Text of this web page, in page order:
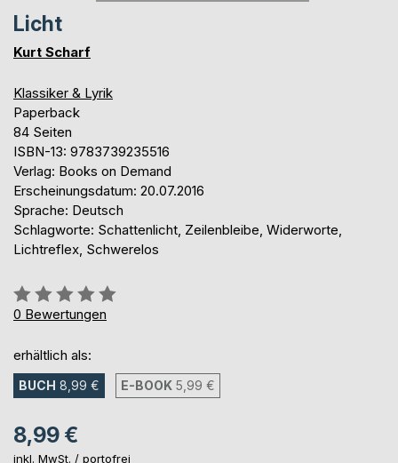
Licht
Kurt Scharf
Klassiker & Lyrik
Paperback
84 Seiten
ISBN-13: 9783739235516
Verlag: Books on Demand
Erscheinungsdatum: 20.07.2016
Sprache: Deutsch
Schlagworte: Schattenlicht, Zeilenbleibe, Widerworte,
Lichtreflex, Schwerelos
Bewertung::
0%
0 Bewertungen
erhältlich als:
BUCH 8,99 € E-BOOK 5,99 €
8,99 €
inkl. MwSt. / portofrei